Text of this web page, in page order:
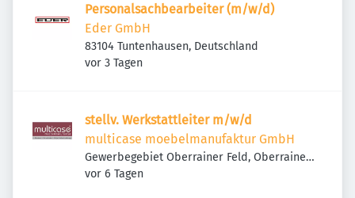
Personalsachbearbeiter (m/w/d)
Eder GmbH
83104 Tuntenhausen, Deutschland
Veröffentlicht
vor 3 Tagen
stellv. Werkstattleiter m/w/d
multicase moebelmanufaktur GmbH
Gewerbegebiet Oberrainer Feld, Oberrainer
Feld 24, 83104 Tuntenhausen, Deutschland
Veröffentlicht
vor 6 Tagen